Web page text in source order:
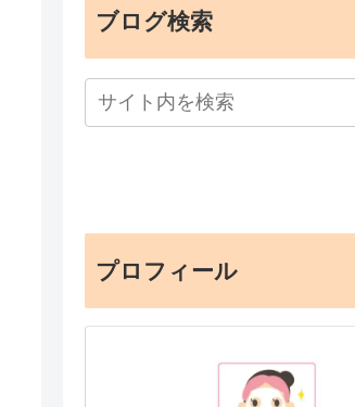
ブログ検索
プロフィール